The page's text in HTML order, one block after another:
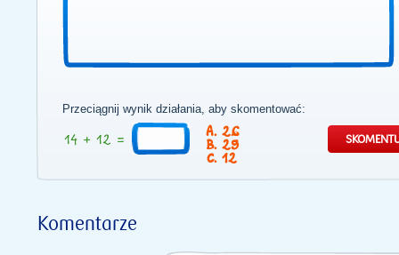
Przeciągnij wynik działania, aby skomentować:
26
29
12
Komentarze